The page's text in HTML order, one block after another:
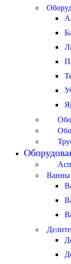
Ванны